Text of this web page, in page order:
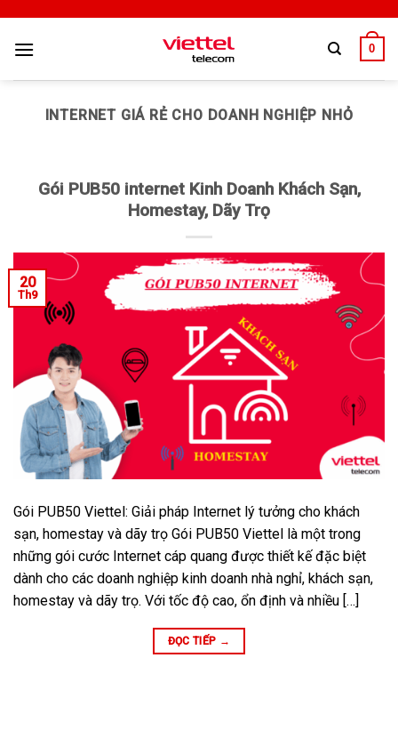
0
INTERNET GIÁ RẺ CHO DOANH NGHIỆP NHỎ
Gói PUB50 internet Kinh Doanh Khách Sạn,
Homestay, Dãy Trọ
20
Th9
Gói PUB50 Viettel: Giải pháp Internet lý tưởng cho khách
sạn, homestay và dãy trọ Gói PUB50 Viettel là một trong
những gói cước Internet cáp quang được thiết kế đặc biệt
dành cho các doanh nghiệp kinh doanh nhà nghỉ, khách sạn,
homestay và dãy trọ. Với tốc độ cao, ổn định và nhiều […]
ĐỌC TIẾP →